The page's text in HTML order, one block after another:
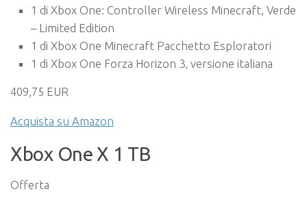
1 di Xbox One: Controller Wireless Minecraft, Verde
– Limited Edition
1 di Xbox One Minecraft Pacchetto Esploratori
1 di Xbox One Forza Horizon 3, versione italiana
409,75 EUR
Acquista su Amazon
Xbox One X 1 TB
Offerta